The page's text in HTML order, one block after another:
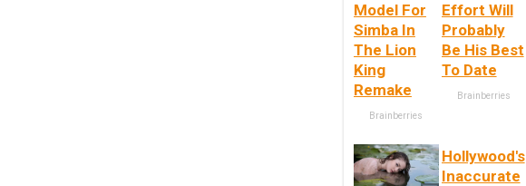
Model For
Simba In
The Lion
King
Remake
Brainberries
Effort Will
Probably
Be His Best
To Date
Brainberries
Hollywood's
Inaccurate